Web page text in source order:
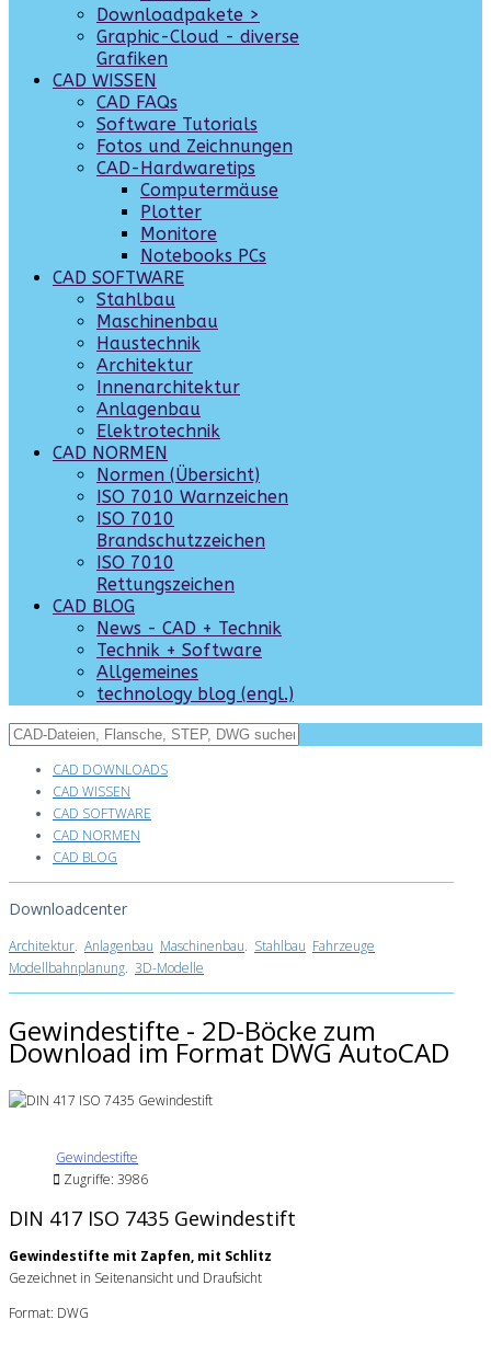
Downloadpakete >
Graphic-Cloud - diverse
Grafiken
CAD WISSEN
CAD FAQs
Software Tutorials
Fotos und Zeichnungen
CAD-Hardwaretips
Computermäuse
Plotter
Monitore
Notebooks PCs
CAD SOFTWARE
Stahlbau
Maschinenbau
Haustechnik
Architektur
Innenarchitektur
Anlagenbau
Elektrotechnik
CAD NORMEN
Normen (Übersicht)
ISO 7010 Warnzeichen
ISO 7010
Brandschutzzeichen
ISO 7010
Rettungszeichen
CAD BLOG
News - CAD + Technik
Technik + Software
Allgemeines
technology blog (engl.)
CAD DOWNLOADS
CAD WISSEN
CAD SOFTWARE
CAD NORMEN
CAD BLOG
Downloadcenter
Architektur. Anlagenbau Maschinenbau. Stahlbau Fahrzeuge
Modellbahnplanung. 3D-Modelle
Gewindestifte - 2D-Böcke zum
Download im Format DWG AutoCAD
Gewindestifte
Zugriffe: 3986
DIN 417 ISO 7435 Gewindestift
Gewindestifte mit Zapfen, mit Schlitz
Gezeichnet in Seitenansicht und Draufsicht
Format: DWG